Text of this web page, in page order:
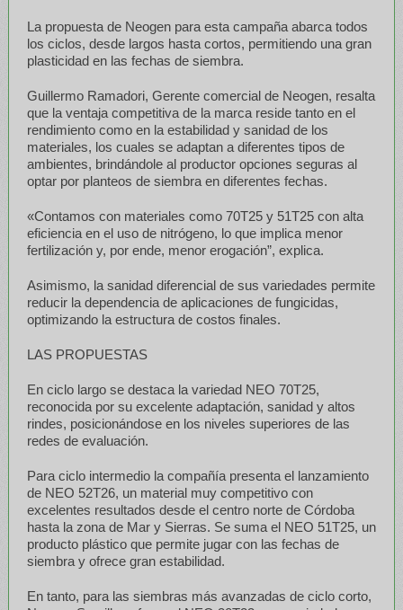
La propuesta de Neogen para esta campaña abarca todos
los ciclos, desde largos hasta cortos, permitiendo una gran
plasticidad en las fechas de siembra.
Guillermo Ramadori, Gerente comercial de Neogen, resalta
que la ventaja competitiva de la marca reside tanto en el
rendimiento como en la estabilidad y sanidad de los
materiales, los cuales se adaptan a diferentes tipos de
ambientes, brindándole al productor opciones seguras al
optar por planteos de siembra en diferentes fechas.
«Contamos con materiales como 70T25 y 51T25 con alta
eficiencia en el uso de nitrógeno, lo que implica menor
fertilización y, por ende, menor erogación”, explica.
Asimismo, la sanidad diferencial de sus variedades permite
reducir la dependencia de aplicaciones de fungicidas,
optimizando la estructura de costos finales.
LAS PROPUESTAS
En ciclo largo se destaca la variedad NEO 70T25,
reconocida por su excelente adaptación, sanidad y altos
rindes, posicionándose en los niveles superiores de las
redes de evaluación.
Para ciclo intermedio la compañía presenta el lanzamiento
de NEO 52T26, un material muy competitivo con
excelentes resultados desde el centro norte de Córdoba
hasta la zona de Mar y Sierras. Se suma el NEO 51T25, un
producto plástico que permite jugar con las fechas de
siembra y ofrece gran estabilidad.
En tanto, para las siembras más avanzadas de ciclo corto,